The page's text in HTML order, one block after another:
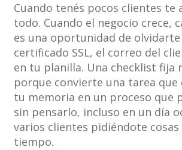
Cuando tenés pocos clientes te
todo. Cuando el negocio crece,
es una oportunidad de olvidarte
certificado SSL, el correo del
en tu planilla. Una checklist fija
porque convierte una tarea que
tu memoria en un proceso que
sin pensarlo, incluso en un día
varios clientes pidiéndote
tiempo.